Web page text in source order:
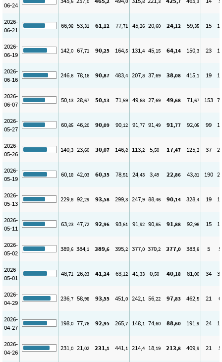
06-24
2026-
06-21
66,98 53,31 61,12 77,71 45,26 20,60 24,12 59,35 15
2026-
06-19
142,0 67,71 90,25 164,5 131,4 45,15 64,14 150,3 23
2026-
06-16
246,6 78,16 90,87 483,4 207,8 37,69 38,08 415,1 19
2026-
06-07
50,13 28,67 50,13 71,59 49,68 27,69 49,68 71,67 153
2026-
05-27
60,85 46,20 90,09 90,12 91,77 91,49 91,77 92,05 99
2026-
05-26
140,3 23,60 30,07 146,8 113,2 5,50 17,47 125,2 37
2026-
05-19
60,18 42,03 60,35 78,51 24,43 3,49 22,86 43,81 190
2026-
05-13
229,8 92,29 93,58 299,3 247,9 88,46 90,14 328,4 19
2026-
05-11
63,23 47,72 92,96 93,61 91,92 90,85 91,88 92,98 15
2026-
05-02
389,6 384,1 389,6 395,2 377,0 370,2 377,0 383,8 5 5
2026-
05-01
48,71 26,83 41,24 63,12 41,33 0,50 40,18 81,00 34
2026-
04-29
236,7 58,98 93,55 451,0 242,1 56,22 97,83 462,5 21 6
2026-
04-27
198,0 77,76 92,95 265,7 148,1 74,60 88,60 191,9 24
2026-
04-26
231,0 21,02 231,1 441,1 214,4 18,19 213,8 409,9 21 5